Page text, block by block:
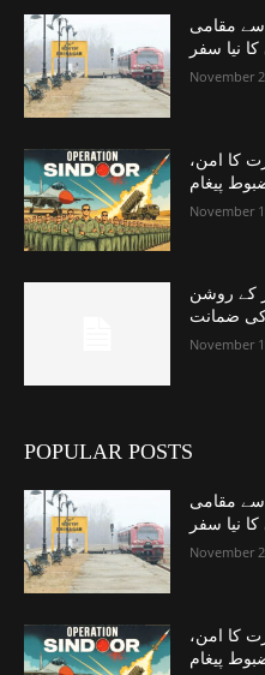
سے مقامی
نیا سفر
November
کا امن،
پیغام
November
کے روشن
ضمانت
November
POPULAR POSTS
سے مقامی
نیا سفر
November
کا امن،
پیغام